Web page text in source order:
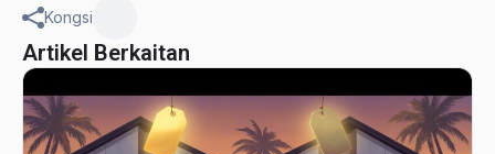
Kongsi
Artikel Berkaitan